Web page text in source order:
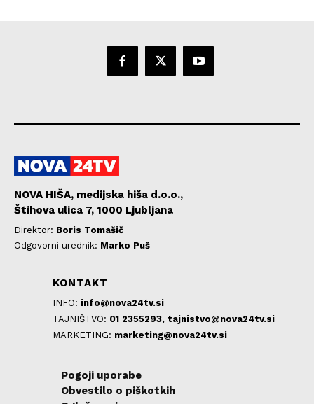
NOVA HIŠA, medijska hiša d.o.o.,
Štihova ulica 7, 1000 Ljubljana
Direktor: Boris Tomašič
Odgovorni urednik: Marko Puš
KONTAKT
INFO: info@nova24tv.si
TAJNIŠTVO: 01 2355293, tajnistvo@nova24tv.si
MARKETING: marketing@nova24tv.si
Pogoji uporabe
Obvestilo o piškotkih